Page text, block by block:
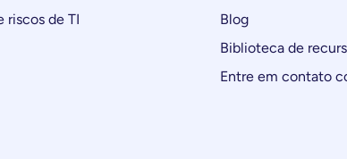
riscos de TI
Blog
Biblioteca de
Entre em contato